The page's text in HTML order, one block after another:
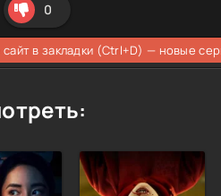
0
в закладки (Ctrl+D) — новые